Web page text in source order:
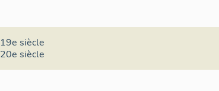
19e siècle
20e siècle